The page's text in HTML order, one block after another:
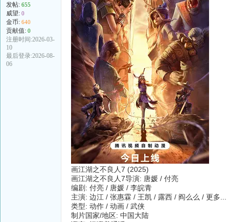
发帖: 655
威望: 0
金币: 640
贡献值: 0
注册时间:2026-03-
10
最后登录:2026-08-
06
画江湖之不良人7 (2025)
画江湖之不良人7导演: 唐媛 / 付亮
编剧: 付亮 / 唐媛 / 李皖青
主演: 边江 / 张惠霖 / 王凯 / 露西 / 阎么么 / 更多...
类型: 动作 / 动画 / 武侠
制片国家/地区: 中国大陆